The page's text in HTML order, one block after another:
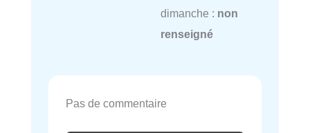
dimanche : non
renseigné
Pas de commentaire